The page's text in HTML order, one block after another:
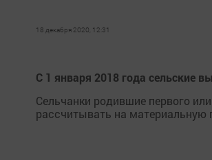
18 декабря 2020, 12:31
С 1 января 2018 года сельские
Сельчанки родившие первого
рассчитывать на материальную